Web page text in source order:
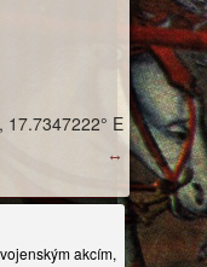
↔
17.7347222° E
akcím,